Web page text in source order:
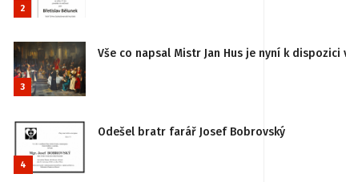
2
3
Vše co napsal Mistr Jan Hus je nyní k
4
Odešel bratr farář Josef Bobrovský